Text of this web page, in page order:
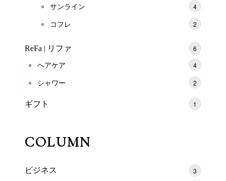
サンライン 4
コフレ 2
ReFa | リファ 6
ヘアケア 4
シャワー 2
ギフト 1
COLUMN
ビジネス 3